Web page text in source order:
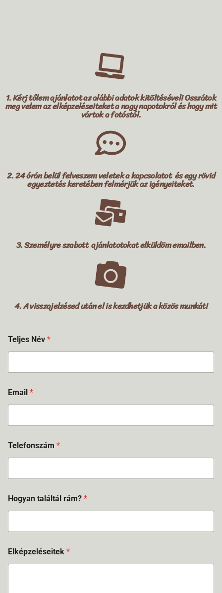
1.Kérj tőlem ajánlatot az alábbi adatok kitöltésével! Osszátok
meg velem az elképzeléseiteket a nagy napotokról és hogy mit
vártok a fotóstól.
2.24 órán belül felveszem veletek a kapcsolatot és egy rövid
egyeztetés keretében felmérjük az igényeiteket.
3.Személyre szabott ajánlatotokat elküldöm emailben.
4.A visszajelzésed után el is kezdhetjük a közös munkát!
Teljes Név *
Email *
Telefonszám *
Hogyan találtál rám? *
Elképzeléseitek *